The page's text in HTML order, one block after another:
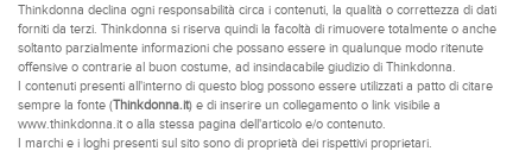
Thinkdonna declina ogni responsabilità circa i contenuti, la qualità o correttezza di dati
forniti da terzi. Thinkdonna si riserva quindi la facoltà di rimuovere totalmente o anche
soltanto parzialmente informazioni che possano essere in qualunque modo ritenute
offensive o contrarie al buon costume, ad insindacabile giudizio di Thinkdonna.
I contenuti presenti all'interno di questo blog possono essere utilizzati a patto di citare
sempre la fonte (Thinkdonna.it) e di inserire un collegamento o link visibile a
www.thinkdonna.it o alla stessa pagina dell'articolo e/o contenuto.
I marchi e i loghi presenti sul sito sono di proprietà dei rispettivi proprietari.